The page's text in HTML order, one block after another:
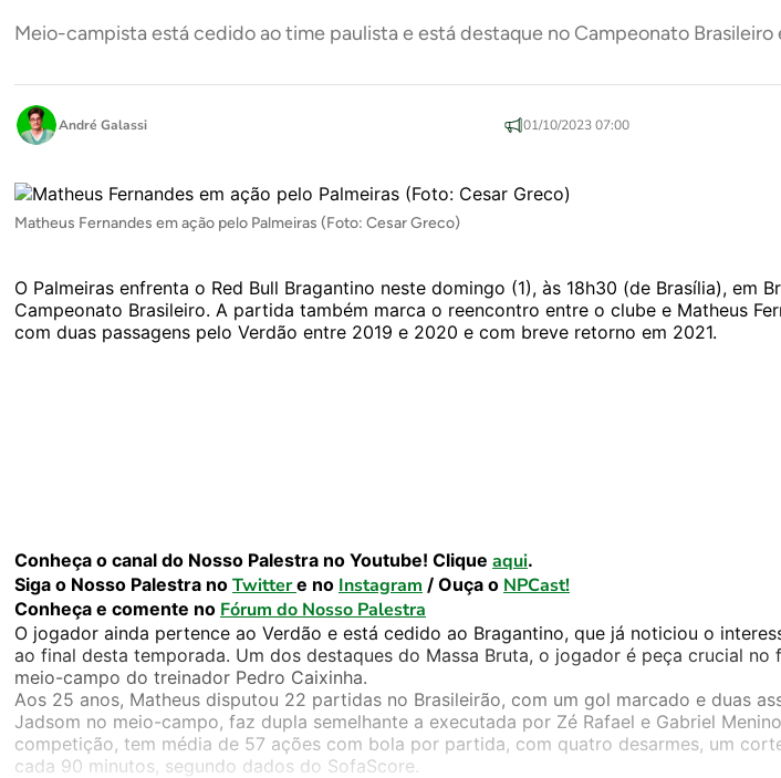
Meio-campista está cedido ao time paulista e está destaque no Campeonato
André Galassi 01/10/2023 07:00
Matheus Fernandes em ação pelo Palmeiras (Foto: Cesar Greco)
O Palmeiras enfrenta o Red Bull Bragantino neste domingo (1), às 18h30 (de Brasília), em
Campeonato Brasileiro. A partida também marca o reencontro entre o clube e Matheus
com duas passagens pelo Verdão entre 2019 e 2020 e com breve retorno em 2021.
Conheça o canal do Nosso Palestra no Youtube! Clique aqui.
Siga o Nosso Palestra no Twittere no Instagram / Ouça o NPCast!
Conheça e comente no Fórum do Nosso Palestra
O jogador ainda pertence ao Verdão e está cedido ao Bragantino, que já noticiou o
ao final desta temporada. Um dos destaques do Massa Bruta, o jogador é peça crucial no
meio-campo do treinador Pedro Caixinha.
Aos 25 anos, Matheus disputou 22 partidas no Brasileirão, com um gol marcado e duas
Jadsom no meio-campo, faz dupla semelhante a executada por Zé Rafael e Gabriel
competição, tem média de 57 ações com bola por partida, com quatro desarmes, um
cada 90 minutos, segundo dados do SofaScore.